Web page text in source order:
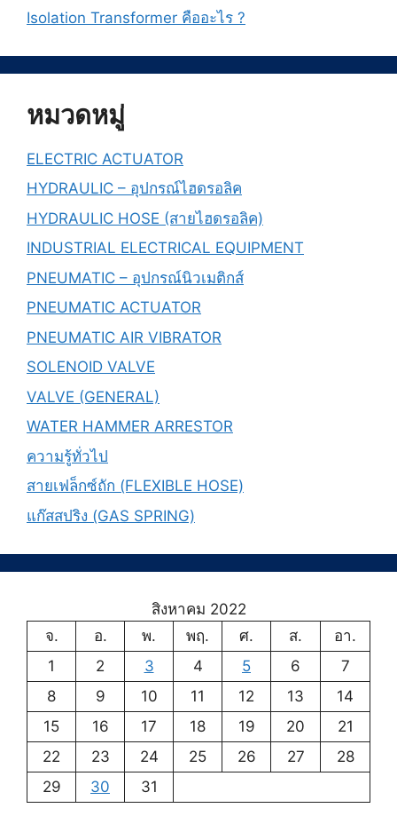
Isolation Transformer คืออะไร ?
หมวดหมู่
ELECTRIC ACTUATOR
HYDRAULIC – อุปกรณ์ไฮดรอลิค
HYDRAULIC HOSE (สายไฮดรอลิค)
INDUSTRIAL ELECTRICAL EQUIPMENT
PNEUMATIC – อุปกรณ์นิวเมติกส์
PNEUMATIC ACTUATOR
PNEUMATIC AIR VIBRATOR
SOLENOID VALVE
VALVE (GENERAL)
WATER HAMMER ARRESTOR
ความรู้ทั่วไป
สายเฟล็กซ์ถัก (FLEXIBLE HOSE)
แก๊สสปริง (GAS SPRING)
สิงหาคม 2022
จ.
อ. พ. พฤ. ศ. ส.
อา.
1
2 3 4 5 6
7
8
9 10 11 12 13
14
15
16 17 18 19 20
21
22
23 24 25 26 27
28
29
30 31